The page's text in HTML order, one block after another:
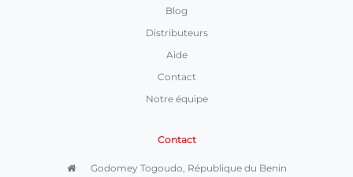
Blog
Distributeurs
Aide
Contact
Notre équipe
Contact
Godomey Togoudo, République du Benin